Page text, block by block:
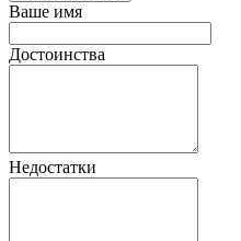
Ваше имя
Достоинства
Недостатки